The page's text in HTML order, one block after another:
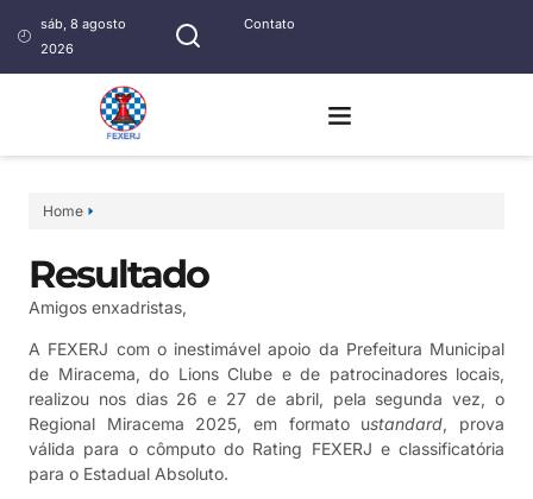
sáb, 8 agosto
2026
Contato
Home
Resultado
Amigos enxadristas,
A FEXERJ com o inestimável apoio da Prefeitura Municipal
de Miracema, do Lions Clube e de patrocinadores locais,
realizou nos dias 26 e 27 de abril, pela segunda vez, o
Regional Miracema 2025, em formato ustandard, prova
válida para o cômputo do Rating FEXERJ e classificatória
para o Estadual Absoluto.